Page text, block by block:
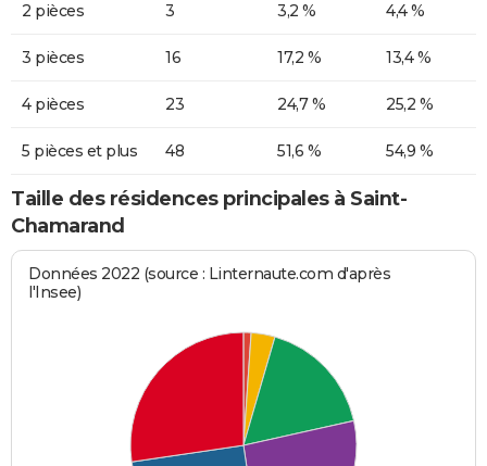
2 pièces 3 3,2 % 4,4 %
3 pièces 16 17,2 % 13,4 %
4 pièces 23 24,7 % 25,2 %
5 pièces et plus 48 51,6 % 54,9 %
Taille des résidences principales à Saint-
Chamarand
Données 2022 (source : Linternaute.com d'après
l'Insee)